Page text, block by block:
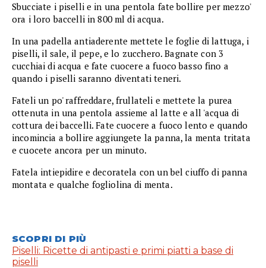
Sbucciate i piselli e in una pentola fate bollire per mezzo'
ora i loro baccelli in 800 ml di acqua.
In una padella antiaderente mettete le foglie di lattuga, i
piselli, il sale, il pepe, e lo zucchero. Bagnate con 3
cucchiai di acqua e fate cuocere a fuoco basso fino a
quando i piselli saranno diventati teneri.
Fateli un po' raffreddare, frullateli e mettete la purea
ottenuta in una pentola assieme al latte e all 'acqua di
cottura dei baccelli. Fate cuocere a fuoco lento e quando
incomincia a bollire aggiungete la panna, la menta tritata
e cuocete ancora per un minuto.
Fatela intiepidire e decoratela con un bel ciuffo di panna
montata e qualche fogliolina di menta.
SCOPRI DI PIÙ
Piselli: Ricette di antipasti e primi piatti a base di
piselli